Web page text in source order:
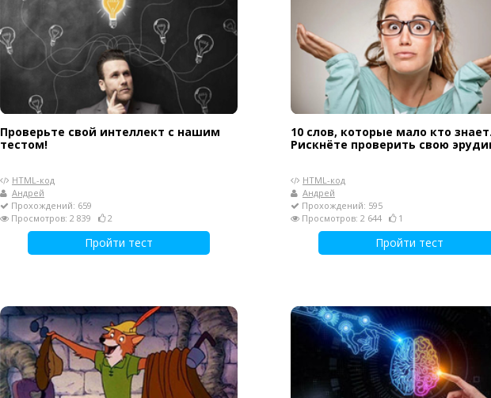
Проверьте свой интеллект с нашим
тестом!
HTML-код
Андрей
Прохождений: 659
Просмотров: 2 839
2
Пройти тест
10 слов, которые мало кто
Рискнёте проверить свою
HTML-код
Андрей
Прохождений: 595
Просмотров: 2 644
1
Пройти тест